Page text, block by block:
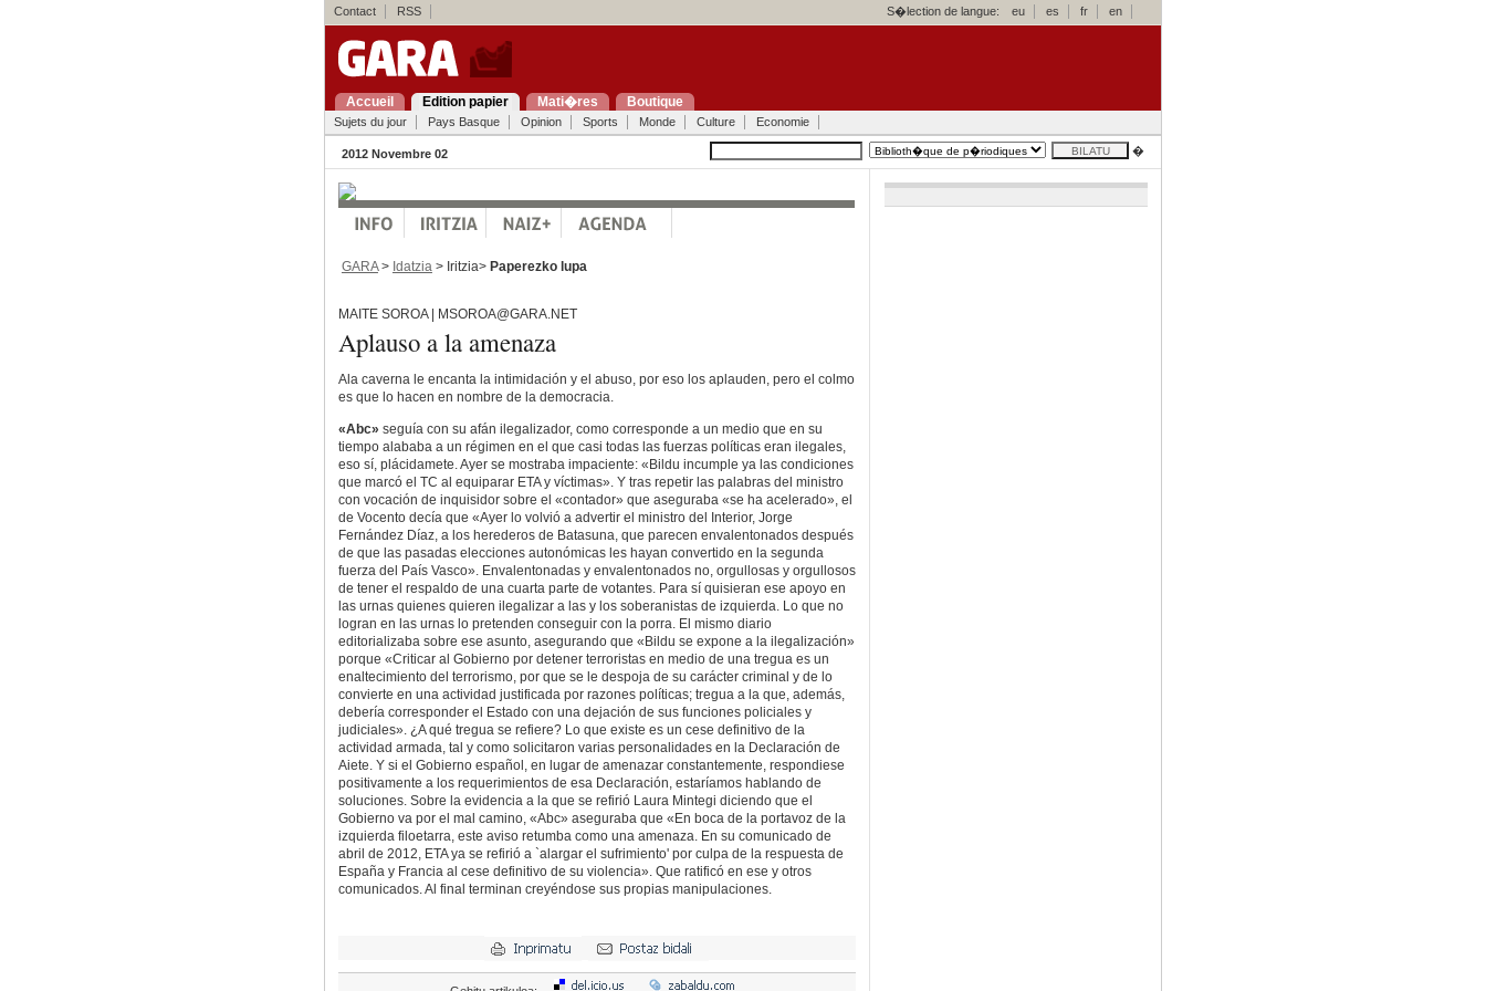
Contact RSS S�lection de langue: eu es fr en
Accueil Edition papier Mati�res Boutique
Sujets du jour Pays Basque Opinion Sports Monde Culture Economie
2012 Novembre 02 �
GARA> Idatzia > Iritzia> Paperezko lupa
MAITE SOROA | MSOROA@GARA.NET
Aplauso a la amenaza
Ala caverna le encanta la intimidación y el abuso, por eso los aplauden, pero el colmo
es que lo hacen en nombre de la democracia.
«Abc» seguía con su afán ilegalizador, como corresponde a un medio que en su
tiempo alababa a un régimen en el que casi todas las fuerzas políticas eran ilegales,
eso sí, plácidamete. Ayer se mostraba impaciente: «Bildu incumple ya las condiciones
que marcó el TC al equiparar ETA y víctimas». Y tras repetir las palabras del ministro
con vocación de inquisidor sobre el «contador» que aseguraba «se ha acelerado», el
de Vocento decía que «Ayer lo volvió a advertir el ministro del Interior, Jorge
Fernández Díaz, a los herederos de Batasuna, que parecen envalentonados después
de que las pasadas elecciones autonómicas les hayan convertido en la segunda
fuerza del País Vasco». Envalentonadas y envalentonados no, orgullosas y orgullosos
de tener el respaldo de una cuarta parte de votantes. Para sí quisieran ese apoyo en
las urnas quienes quieren ilegalizar a las y los soberanistas de izquierda. Lo que no
logran en las urnas lo pretenden conseguir con la porra. El mismo diario
editorializaba sobre ese asunto, asegurando que «Bildu se expone a la ilegalización»
porque «Criticar al Gobierno por detener terroristas en medio de una tregua es un
enaltecimiento del terrorismo, por que se le despoja de su carácter criminal y de lo
convierte en una actividad justificada por razones políticas; tregua a la que, además,
debería corresponder el Estado con una dejación de sus funciones policiales y
judiciales». ¿A qué tregua se refiere? Lo que existe es un cese definitivo de la
actividad armada, tal y como solicitaron varias personalidades en la Declaración de
Aiete. Y si el Gobierno español, en lugar de amenazar constantemente, respondiese
positivamente a los requerimientos de esa Declaración, estaríamos hablando de
soluciones. Sobre la evidencia a la que se refirió Laura Mintegi diciendo que el
Gobierno va por el mal camino, «Abc» aseguraba que «En boca de la portavoz de la
izquierda filoetarra, este aviso retumba como una amenaza. En su comunicado de
abril de 2012, ETA ya se refirió a `alargar el sufrimiento' por culpa de la respuesta de
España y Francia al cese definitivo de su violencia». Que ratificó en ese y otros
comunicados. Al final terminan creyéndose sus propias manipulaciones.